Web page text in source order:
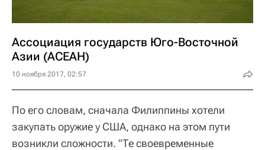
Ассоциация государств Юго-Восточной
Азии (АСЕАН)
10 ноября 2017, 02:57
По его словам, сначала Филиппины хотели
закупать оружие у США, однако на этом пути
возникли сложности. "Те своевременные